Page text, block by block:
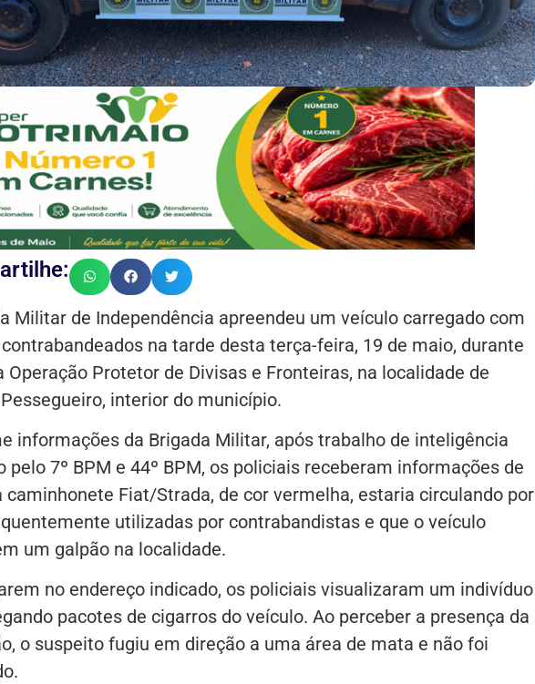
Militar de Independência apreendeu um veículo carregado com
na tarde desta terça-feira, 19 de maio, durante
Operação Protetor de Divisas e Fronteiras, na localidade de
interior do município.
informações da Brigada Militar, após trabalho de inteligência
pelo 7º BPM e 44º BPM, os policiais receberam informações de
caminhonete Fiat/Strada, de cor vermelha, estaria circulando por
utilizadas por contrabandistas e que o veículo
um galpão na localidade.
no endereço indicado, os policiais visualizaram um indivíduo
pacotes de cigarros do veículo. Ao perceber a presença da
o suspeito fugiu em direção a uma área de mata e não foi